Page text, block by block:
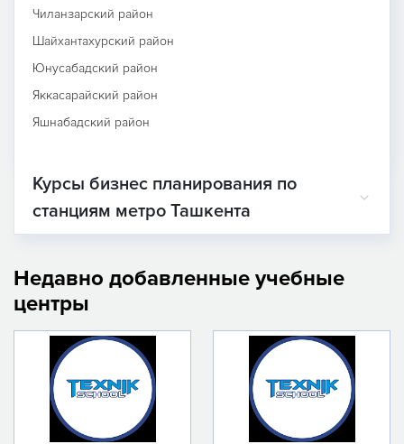
Чиланзарский район
Шайхантахурский район
Юнусабадский район
Яккасарайский район
Яшнабадский район
Курсы бизнес планирования по
станциям метро Ташкента
Недавно добавленные учебные
центры